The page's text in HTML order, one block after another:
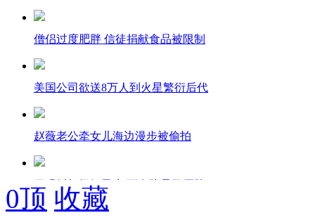
僧侣过度肥胖 信徒捐献食品被限制
美国公司欲送8万人到火星繁衍后代
赵薇老公牵女儿海边漫步被偷拍
日强拆机场钉子户 百名防暴警压阵
0顶 收藏